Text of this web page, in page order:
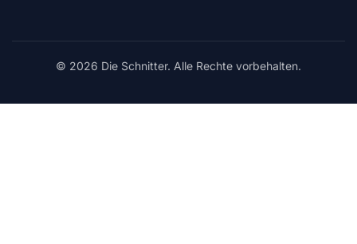
© 2026 Die Schnitter. Alle Rechte vorbehalten.